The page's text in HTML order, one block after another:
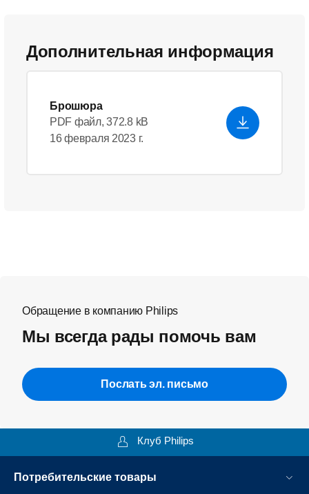
Дополнительная информация
Брошюра
PDF файл, 372.8 kB
16 февраля 2023 г.
Обращение в компанию Philips
Мы всегда рады помочь вам
Послать эл. письмо
Клуб Philips
Потребительские товары